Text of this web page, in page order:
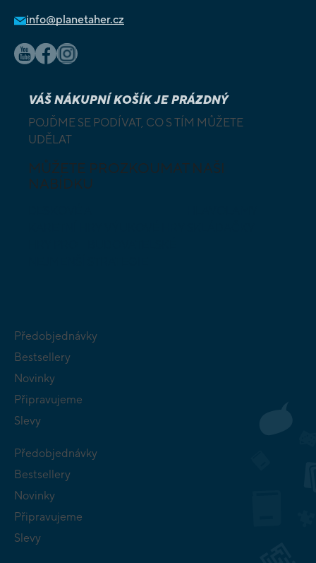
info@planetaher.cz
VÁŠ NÁKUPNÍ KOŠÍK JE PRÁZDNÝ
POJĎME SE PODÍVAT, CO S TÍM MŮŽETE
UDĚLAT
MŮŽETE PROZKOUMAT NAŠI
NABÍDKU
Předobjednávky
Bestsellery
Novinky
Připravujeme
Slevy
Předobjednávky
Bestsellery
Novinky
Připravujeme
Slevy